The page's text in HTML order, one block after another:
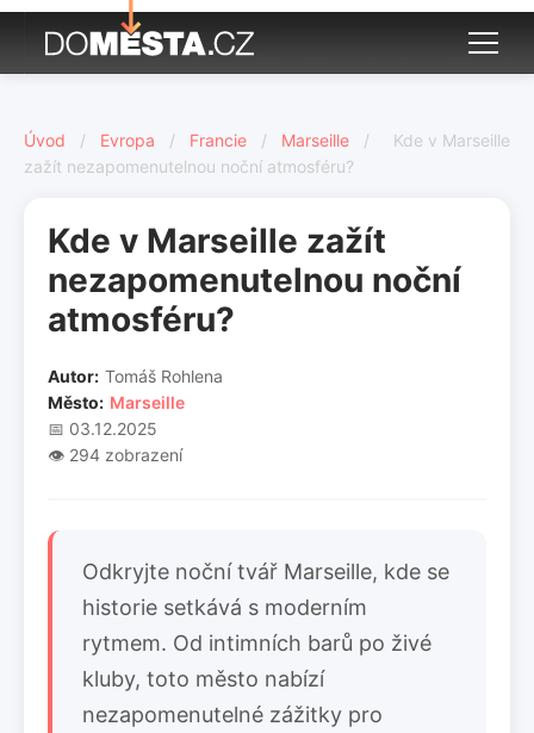
Úvod / Evropa / Francie / Marseille /
Kde v Marseille
zažít nezapomenutelnou noční atmosféru?
Kde v Marseille zažít
nezapomenutelnou noční
atmosféru?
Autor: Tomáš Rohlena
Město: Marseille
📅 03.12.2025
👁️ 294 zobrazení
Odkryjte noční tvář Marseille, kde se
historie setkává s moderním
rytmem. Od intimních barů po živé
kluby, toto město nabízí
nezapomenutelné zážitky pro